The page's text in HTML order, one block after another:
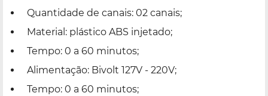
Quantidade de canais: 02 canais;
Material: plástico ABS injetado;
Tempo: 0 a 60 minutos;
Alimentação: Bivolt 127V - 220V;
Tempo: 0 a 60 minutos;